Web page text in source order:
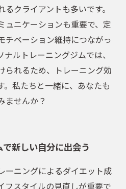
クライアントも多いです。
ュニケーションも重要で、定
チベーション維持につながっ
ルトレーニングジムでは、
られるため、トレーニング効
。私たちと一緒に、あなたも
ませんか？
新しい自分に出会う
ーニングによるダイエット成
フスタイルの見直しが重要で